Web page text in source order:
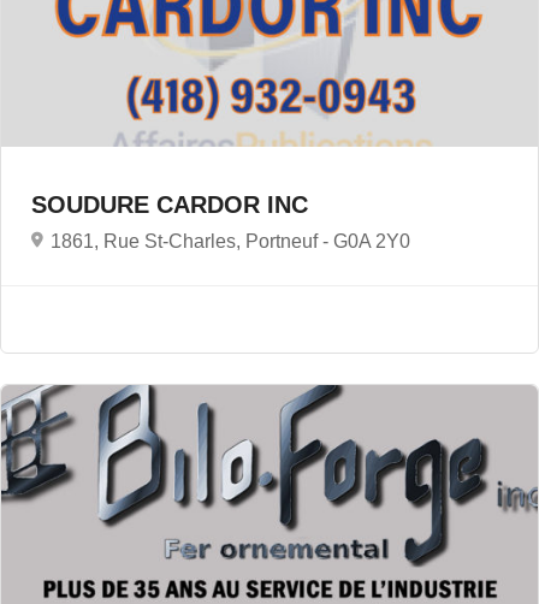
SOUDURE CARDOR INC
1861, Rue St-Charles, Portneuf - G0A 2Y0